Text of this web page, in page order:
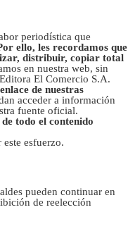
periodística que
ello, les recordamos que
distribuir, copiar total
en nuestra web, sin
El Comercio S.A.
de nuestras
acceder a información
fuente oficial.
todo el contenido
esfuerzo.
pueden continuar en
de reelección